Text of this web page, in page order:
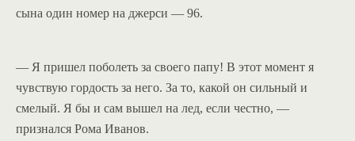
сына один номер на джерси — 96.
— Я пришел поболеть за своего папу! В этот момент я
чувствую гордость за него. За то, какой он сильный и
смелый. Я бы и сам вышел на лед, если честно, —
признался Рома Иванов.